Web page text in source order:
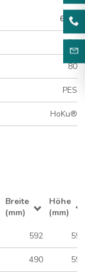
65%
G4
80
PES
HoKu®
Breite
(mm)
Höhe
(mm)
592 592
490 592